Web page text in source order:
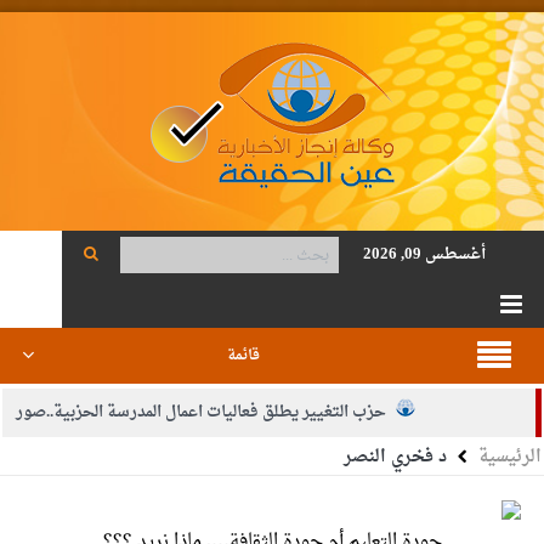
أغسطس 09, 2026
قائمة
حزب التغيير يطلق فعاليات اعمال المدرسة الحزبية..صور
الجيش يفتح باب التجنيد لحملة البكالوريوس في الحقوق والقانون
الرئيسية د فخري النصر